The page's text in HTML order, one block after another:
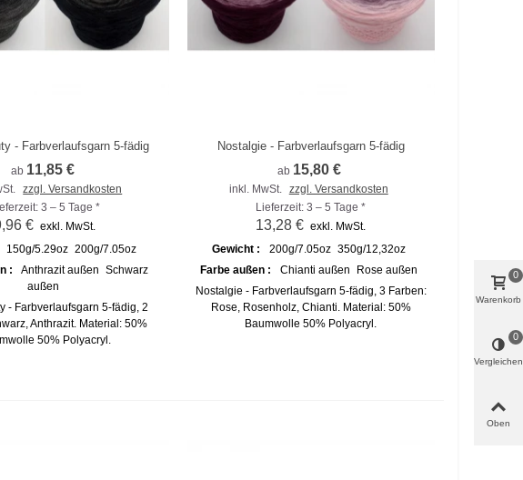
hinzufügen
- Farbverlaufsgarn 5-fädig
ab 11,85 €
zzgl. Versandkosten
3 – 5 Tage *
€ exkl. MwSt.
150g/5.29oz 200g/7.05oz
:
Anthrazit außen Schwarz
außen
- Farbverlaufsgarn 5-fädig, 2
Anthrazit. Material: 50%
50% Polyacryl.
Zum Vergleich hinzufügen
Nostalgie - Farbverlaufsgarn 5-fädig
ab 15,80 €
inkl. MwSt. zzgl. Versandkosten
Lieferzeit: 3 – 5 Tage *
13,28 € exkl. MwSt.
Gewicht :
200g/7.05oz 350g/12,32oz
Farbe außen :
Chianti außen
Rose außen
Nostalgie - Farbverlaufsgarn 5-fädig, 3 Farben:
Rose, Rosenholz, Chianti. Material: 50%
Baumwolle 50% Polyacryl.
Warenkorb
0
Vergleichen
0
Oben